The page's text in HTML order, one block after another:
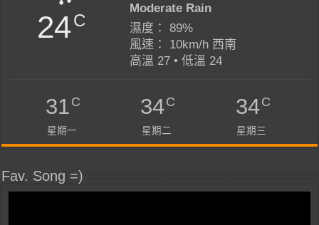
24C
Moderate Rain
濕度： 89%
風速： 10km/h 西南
高溫 27 • 低溫 24
31C
星期一
34C
星期二
34C
星期三
Fav. Song =)